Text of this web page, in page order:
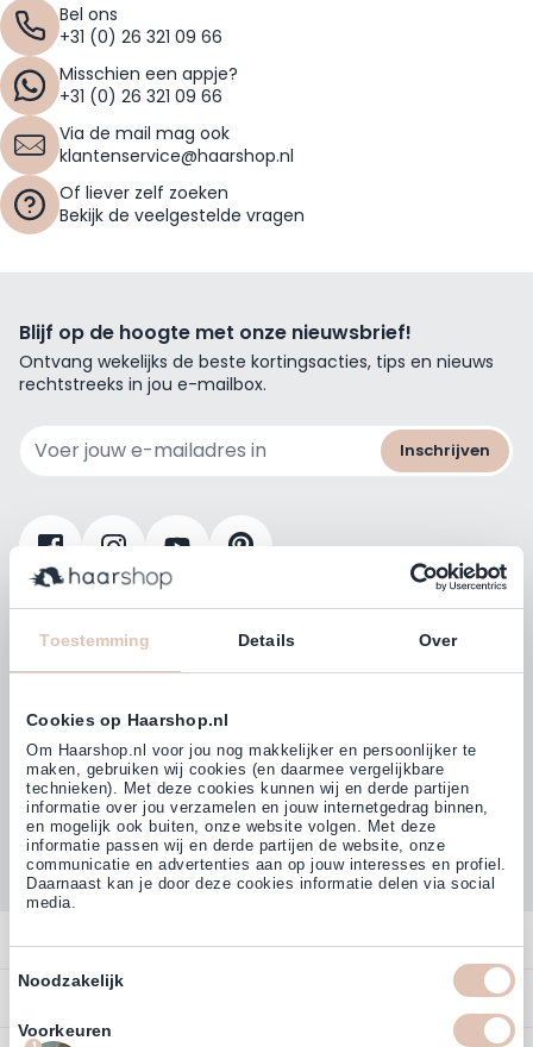
Toestemming Details Over
Cookies op Haarshop.nl
Om Haarshop.nl voor jou nog makkelijker en persoonlijker te
maken, gebruiken wij cookies (en daarmee vergelijkbare
technieken). Met deze cookies kunnen wij en derde partijen
informatie over jou verzamelen en jouw internetgedrag binnen,
en mogelijk ook buiten, onze website volgen. Met deze
informatie passen wij en derde partijen de website, onze
communicatie en advertenties aan op jouw interesses en profiel.
Daarnaast kan je door deze cookies informatie delen via social
media.
Noodzakelijk
Voorkeuren
Bel ons
+31 (0) 26 321 09 66
Misschien een appje?
+31 (0) 26 321 09 66
Via de mail mag ook
klantenservice@haarshop.nl
Of liever zelf zoeken
Bekijk de veelgestelde vragen
Contact
Overzicht
Contact
Blijf op de hoogte met onze nieuwsbrief!
Ontvang wekelijks de beste kortingsacties, tips en nieuws
rechtstreeks in jou e-mailbox.
Inschrijven
4,77 (38.000+)
5% extra
op ons assortiment